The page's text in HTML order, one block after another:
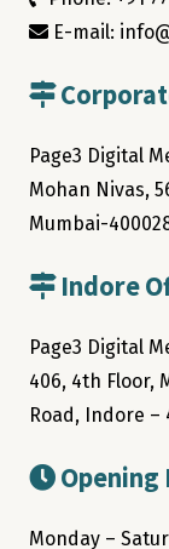
E-mail:
Page3 Digital
Mohan Nivas,
Mumbai-
Indore
Page3 Digital
406, 4th Floor,
Road, Indore –
Opening
Monday –